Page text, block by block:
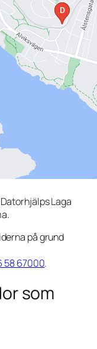
Laga
på grund
58 67000.
som